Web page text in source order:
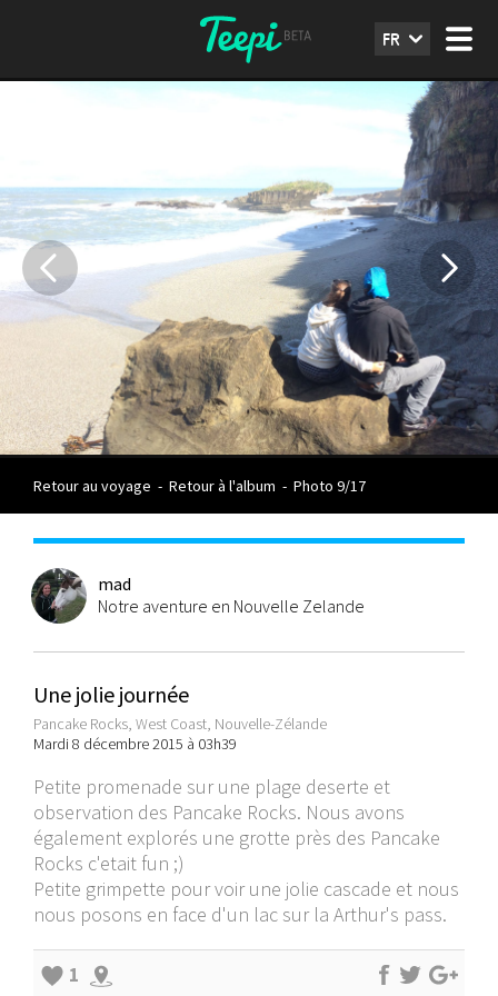
FR
Retour au voyage - Retour à l'album - Photo 9/17
mad
Notre aventure en Nouvelle Zelande
Une jolie journée
Pancake Rocks, West Coast, Nouvelle-Zélande
Mardi 8 décembre 2015 à 03h39
Petite promenade sur une plage deserte et
observation des Pancake Rocks. Nous avons
également explorés une grotte près des Pancake
Rocks c'etait fun ;)
Petite grimpette pour voir une jolie cascade et nous
nous posons en face d'un lac sur la Arthur's pass.
1